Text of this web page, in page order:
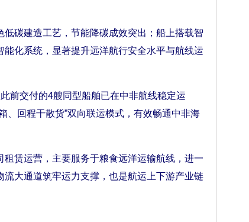
碳建造工艺，节能降碳成效突出；船上搭载智
化系统，显著提升远洋航行安全水平与航线运
交付的4艘同型船舶已在中非航线稳定运
、回程干散货”双向联运模式，有效畅通中非海
赁运营，主要服务于粮食远洋运输航线，进一
大通道筑牢运力支撑，也是航运上下游产业链